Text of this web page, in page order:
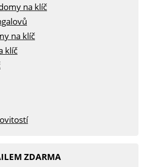
na klíč
na klíč
klíč
ZDARMA